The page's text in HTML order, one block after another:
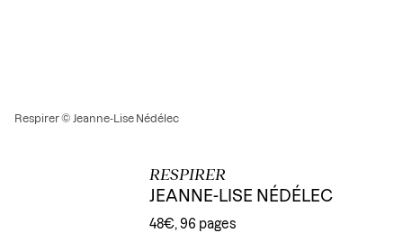
Respirer © Jeanne-Lise Nédélec
RESPIRER
JEANNE-LISE NÉDÉLEC
48€, 96 pages